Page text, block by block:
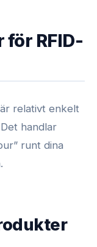
RFID-
relativt enkelt
handlar
runt dina